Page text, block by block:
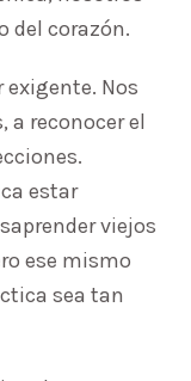
del corazón.
exigente. Nos
reconocer el
estar
viejos
ese mismo
sea tan